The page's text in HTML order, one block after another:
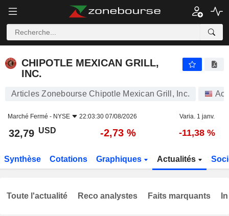
CHIPOTLE MEXICAN GRILL,
INC.
Articles Zonebourse Chipotle Mexican Grill, Inc.
Marché Fermé - NYSE 22:03:30 07/08/2026 Varia. 1 janv.
32,79 USD -2,73 % -11,38 %
Synthèse Cotations Graphiques Actualités
Toute l'actualité Reco analystes Faits marquants